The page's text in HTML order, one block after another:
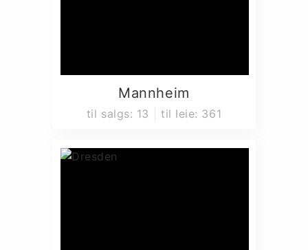
Mannheim
til salgs: 13 til leie: 361